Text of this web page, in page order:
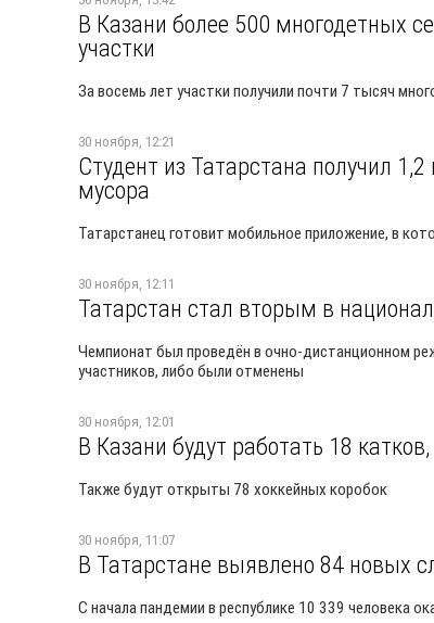
В Казани более 500 многодетных
участки
За восемь лет участки получили почти 7 тысяч
30 ноября, 12:21
Студент из Татарстана получил
мусора
Татарстанец готовит мобильное приложение, в
30 ноября, 12:11
Татарстан стал вторым в
Чемпионат был проведён в очно-дистанционном
участников, либо были отменены
30 ноября, 12:01
В Казани будут работать 18
Также будут открыты 78 хоккейных коробок
30 ноября, 11:07
В Татарстане выявлено 84 новых
С начала пандемии в республике 10 339 человека